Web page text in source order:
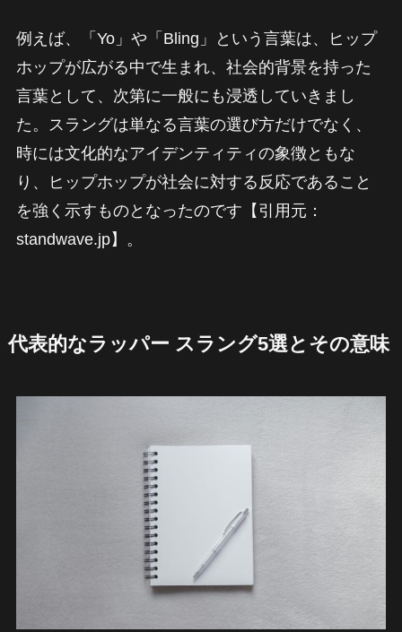
例えば、「Yo」や「Bling」という言葉は、ヒップ
ホップが広がる中で生まれ、社会的背景を持った
言葉として、次第に一般にも浸透していきまし
た。スラングは単なる言葉の選び方だけでなく、
時には文化的なアイデンティティの象徴ともな
り、ヒップホップが社会に対する反応であること
を強く示すものとなったのです【引用元：
standwave.jp】。
代表的なラッパー スラング5選とその意味